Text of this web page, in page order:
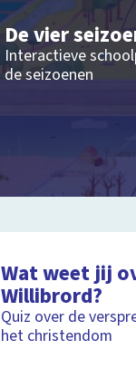
De vier
Interactieve
de seizoenen
Wat weet jij
Willibrord?
Quiz over de
het christendom